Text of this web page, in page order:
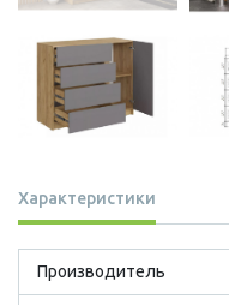
Характеристики
Производитель